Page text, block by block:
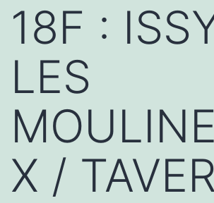
18F :
LES
X /